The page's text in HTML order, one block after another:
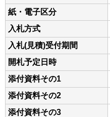
紙・電子区分
入札方式
入札(見積)受付期間
開札予定日時
添付資料その1
添付資料その2
添付資料その3